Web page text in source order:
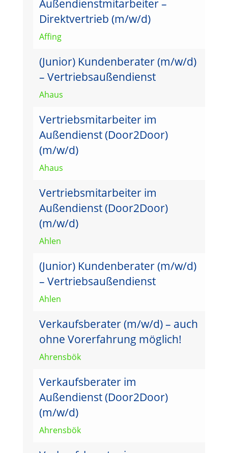
Außendienstmitarbeiter –
Direktvertrieb (m/w/d)
Affing
(Junior) Kundenberater (m/w/d)
– Vertriebsaußendienst
Ahaus
Vertriebsmitarbeiter im
Außendienst (Door2Door)
(m/w/d)
Ahaus
Vertriebsmitarbeiter im
Außendienst (Door2Door)
(m/w/d)
Ahlen
(Junior) Kundenberater (m/w/d)
– Vertriebsaußendienst
Ahlen
Verkaufsberater (m/w/d) – auch
ohne Vorerfahrung möglich!
Ahrensbök
Verkaufsberater im
Außendienst (Door2Door)
(m/w/d)
Ahrensbök